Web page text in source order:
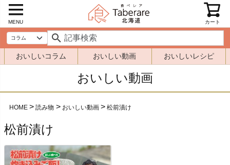
MENU カート
おいしいコラム おいしい動画 おいしいレシピ
おいしい動画
HOME 読み物 おいしい動画 松前漬け
松前漬け